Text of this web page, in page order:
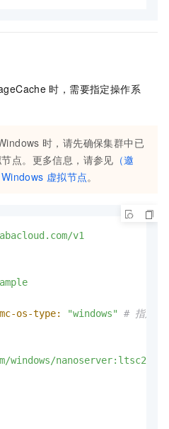
时，需要指定操作系
时，请先确保集群中已
节点。更多信息，请参见 （邀
Windows 虚拟节点。
v1
os-type:
"windows"
# 指定操
windows/nanoserver:ltsc2022